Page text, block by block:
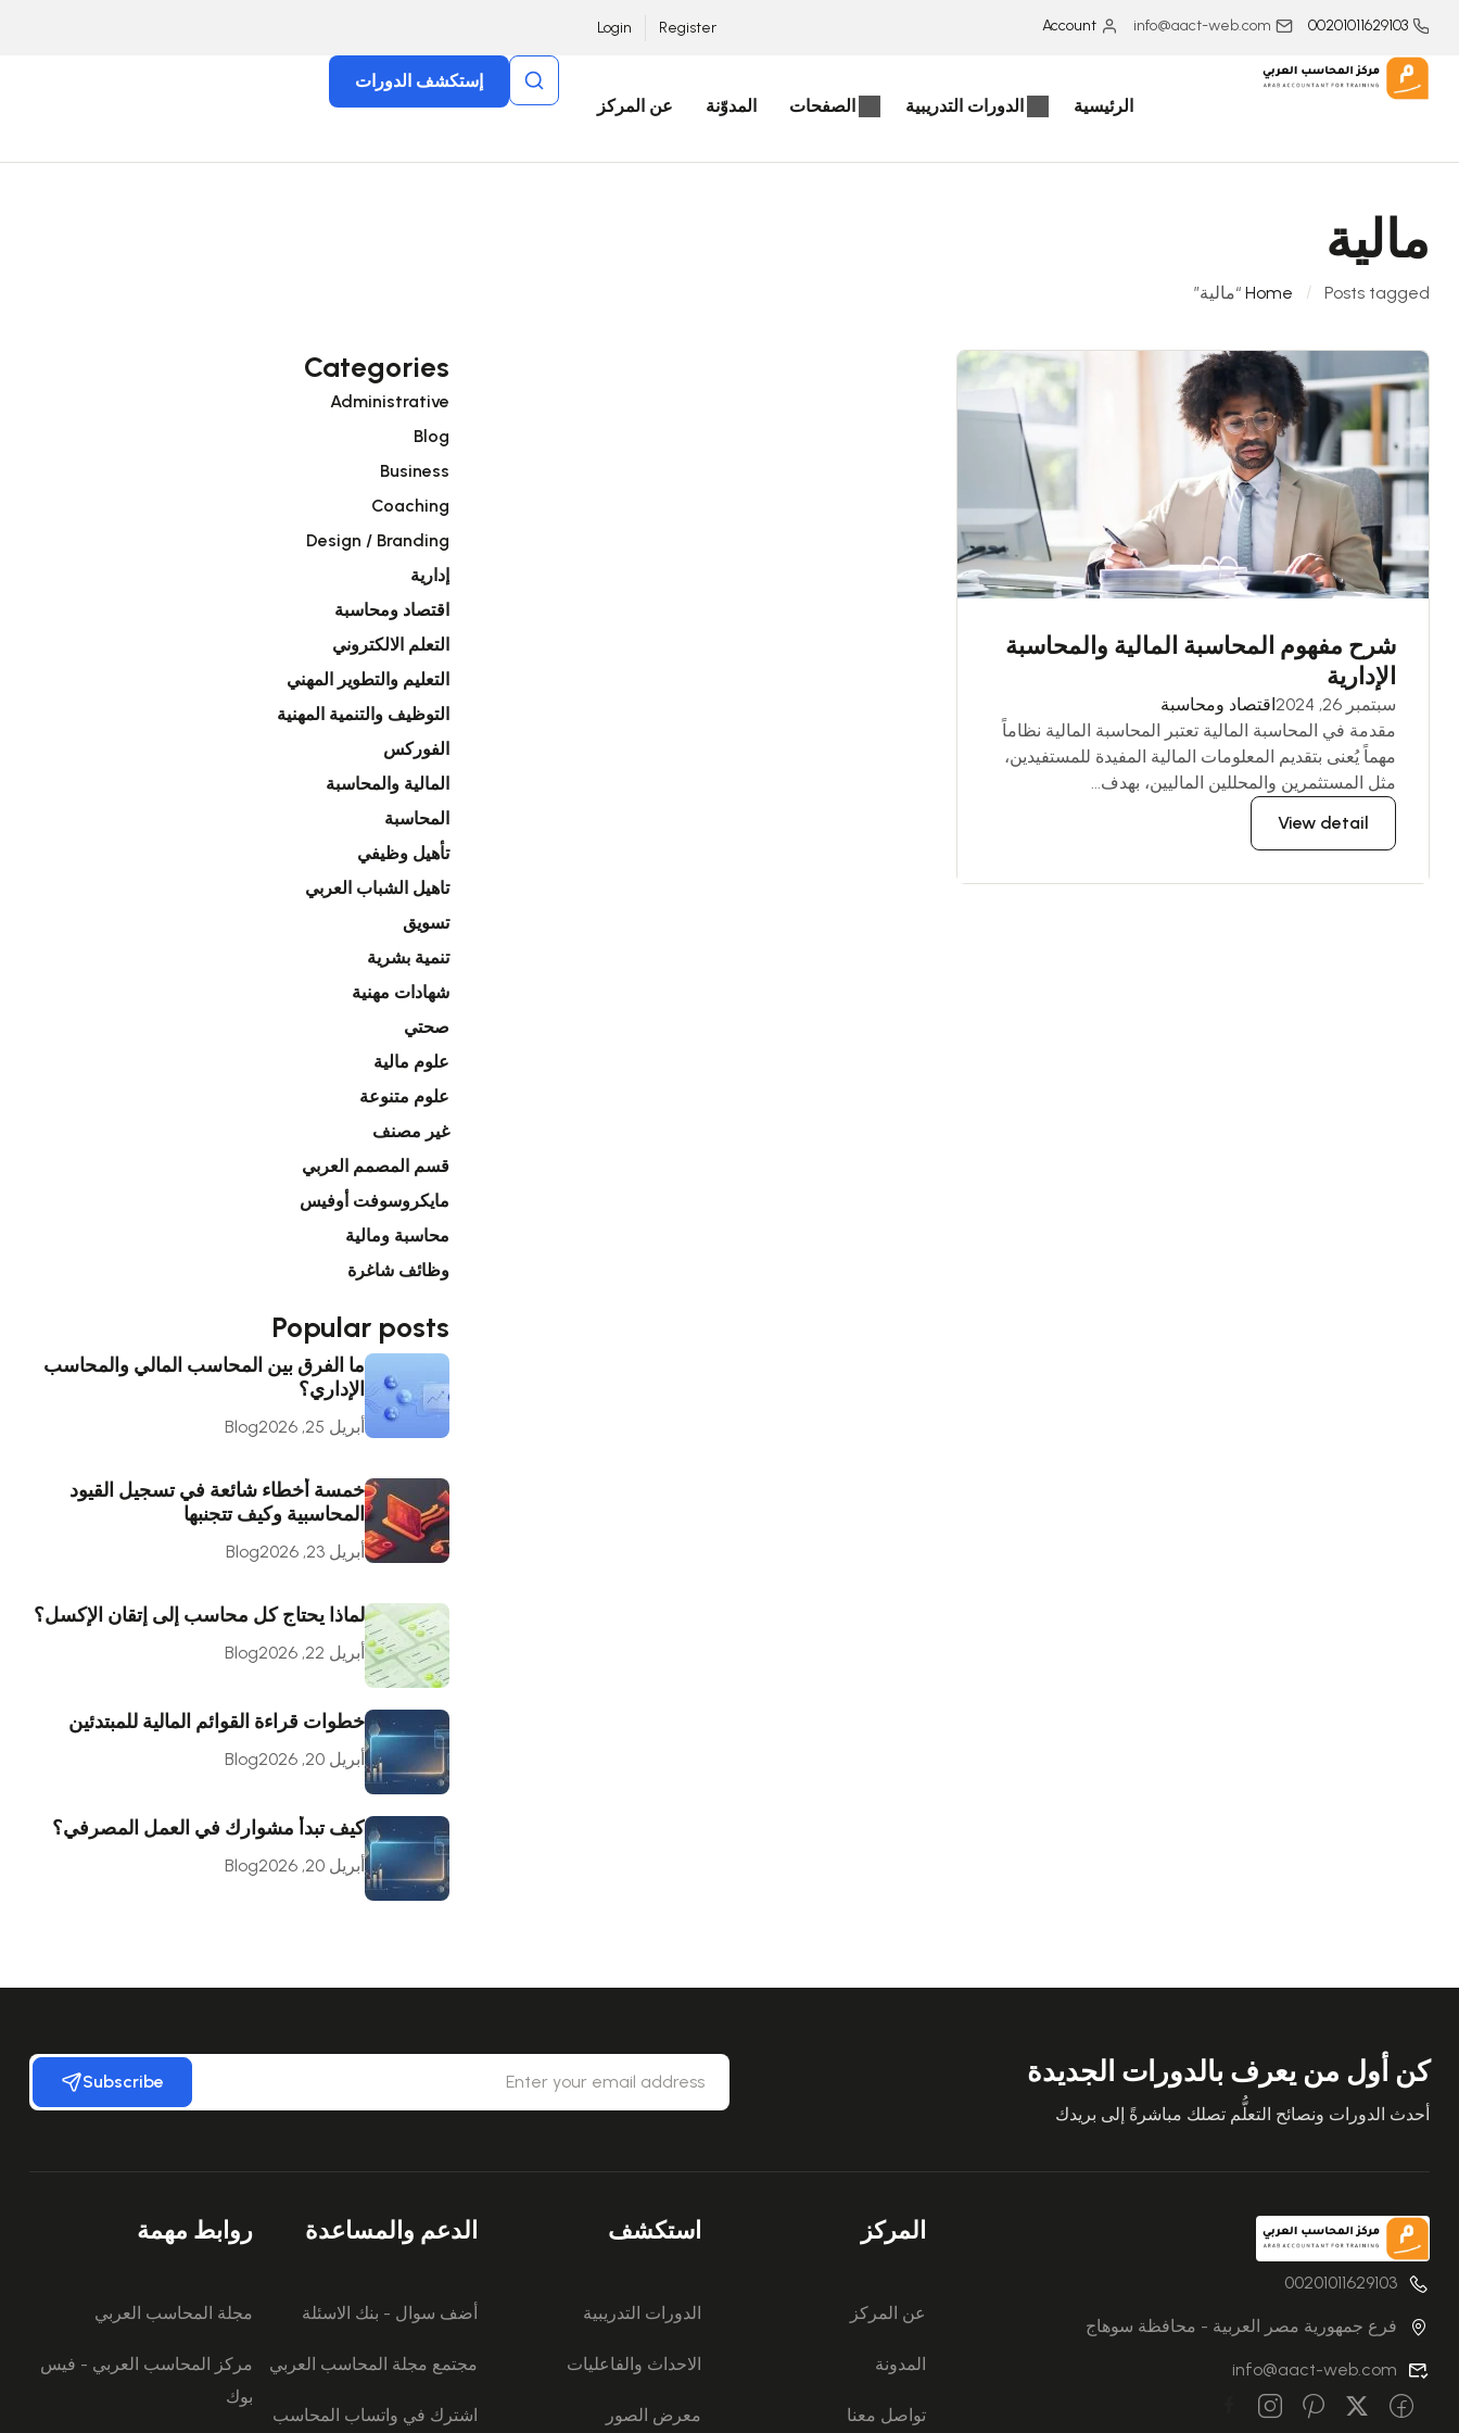
00201011629103
info@aact-web.com
Account
Register
Login
الرئيسية الدورات التدريبية الصفحات المدوّنة عن المركز
إستكشف الدورات
مالية
Home Posts tagged “مالية”
شرح مفهوم المحاسبة المالية والمحاسبة
الإدارية
سبتمبر 26, 2024
اقتصاد ومحاسبة
مقدمة في المحاسبة المالية تعتبر المحاسبة المالية نظاماً
مهماً يُعنى بتقديم المعلومات المالية المفيدة للمستفيدين،
مثل المستثمرين والمحللين الماليين، بهدف...
View detail
Categories
Administrative
Blog
Business
Coaching
Design / Branding
إدارية
اقتصاد ومحاسبة
التعلم الالكتروني
التعليم والتطوير المهني
التوظيف والتنمية المهنية
الفوركس
المالية والمحاسبة
المحاسبة
تأهيل وظيفي
تاهيل الشباب العربي
تسويق
تنمية بشرية
شهادات مهنية
صحتي
علوم مالية
علوم متنوعة
غير مصنف
قسم المصمم العربي
مايكروسوفت أوفيس
محاسبة ومالية
وظائف شاغرة
Popular posts
ما الفرق بين المحاسب المالي والمحاسب
الإداري؟
أبريل 25, 2026 Blog
خمسة أخطاء شائعة في تسجيل القيود
المحاسبية وكيف تتجنبها
أبريل 23, 2026 Blog
لماذا يحتاج كل محاسب إلى إتقان الإكسل؟
أبريل 22, 2026 Blog
خطوات قراءة القوائم المالية للمبتدئين
أبريل 20, 2026 Blog
كيف تبدأ مشوارك في العمل المصرفي؟
أبريل 20, 2026 Blog
كن أول من يعرف بالدورات الجديدة
أحدث الدورات ونصائح التعلُّم تصلك مباشرةً إلى بريدك
Subscribe
00201011629103
فرع جمهورية مصر العربية - محافظة سوهاج
info@aact-web.com
المركز
عن المركز
المدونة
تواصل معنا
استكشف
الدورات التدريبية
الاحداث والفاعليات
معرض الصور
الدعم والمساعدة
أضف سوال - بنك الاسئلة
مجتمع مجلة المحاسب العربي
اشترك في واتساب المحاسب
روابط مهمة
مجلة المحاسب العربي
مركز المحاسب العربي - فيس
بوك